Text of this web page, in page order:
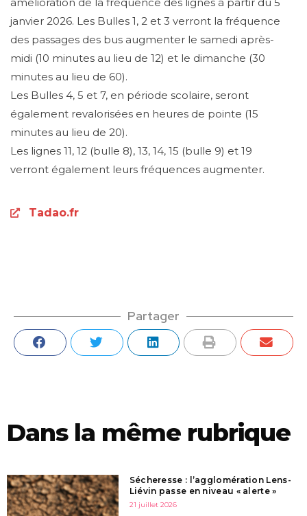
janvier 2026. Les Bulles 1, 2 et 3 verront la fréquence
des passages des bus augmenter le samedi après-
midi (10 minutes au lieu de 12) et le dimanche (30
minutes au lieu de 60).
Les Bulles 4, 5 et 7, en période scolaire, seront
également revalorisées en heures de pointe (15
minutes au lieu de 20).
Les lignes 11, 12 (bulle 8), 13, 14, 15 (bulle 9) et 19
verront également leurs fréquences augmenter.
Tadao.fr
Partager
Dans la même rubrique
Sécheresse : l’agglomération Lens-
Liévin passe en niveau « alerte »
21 juillet 2026